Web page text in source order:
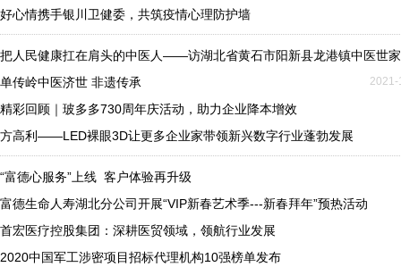
好心情携手银川卫健委，共筑疫情心理防护墙
把人民健康扛在肩头的中医人——访湖北省黄石市阳新县龙港镇中医世家
单传岭中医济世 非遗传承
2021-
精彩回顾｜玻多多730周年庆活动，助力企业降本增效
方高利——LED裸眼3D让更多企业家带领新兴数字行业蓬勃发展
“富德心服务”上线 客户体验再升级
富德生命人寿湖北分公司开展“VIP新春艺术季---新春拜年”预热活动
首宏医疗控股集团：深耕医贸领域，领航行业发展
2020中国军工涉密项目招标代理机构10强榜单发布